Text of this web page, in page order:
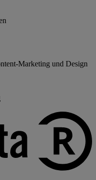
Marketing und Design